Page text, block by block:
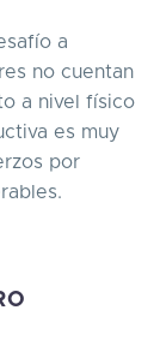
a
no cuentan
a nivel físico
es muy
por